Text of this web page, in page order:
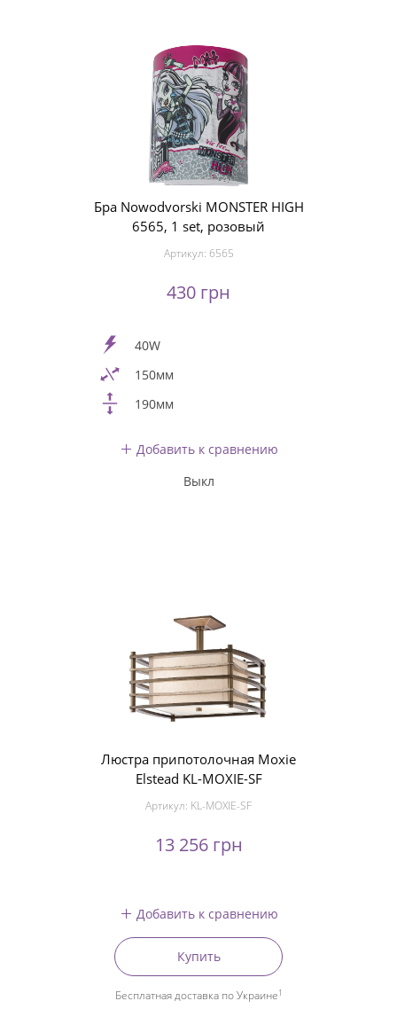
Бра Nowodvorski MONSTER HIGH
6565, 1 set, розовый
Артикул: 6565
430 грн
40W
150мм
190мм
Добавить к сравнению
Выкл
Люстра припотолочная Moxie
Elstead KL-MOXIE-SF
Артикул: KL-MOXIE-SF
13 256 грн
Добавить к сравнению
Купить
Бесплатная доставка по Украине1